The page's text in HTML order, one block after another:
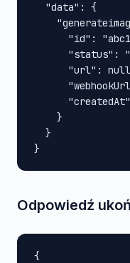
  "data": {
"id":
"status":
"url":
    }
  }
}
Odpowiedź
{